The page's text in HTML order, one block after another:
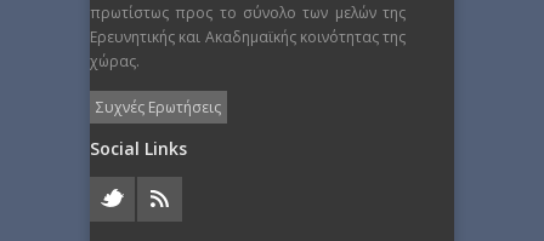
πρωτίστως προς το σύνολο των μελών της
Ερευνητικής και Ακαδημαϊκής κοινότητας της
χώρας.
Συχνές Ερωτήσεις
Social Links